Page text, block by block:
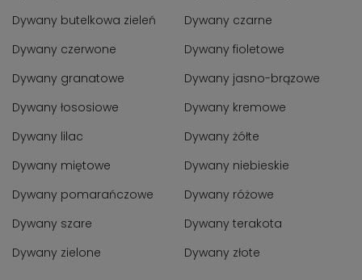
Dywany butelkowa zieleń
Dywany czarne
Dywany czerwone
Dywany fioletowe
Dywany granatowe
Dywany jasno-brązowe
Dywany łososiowe
Dywany kremowe
Dywany lilac
Dywany żółte
Dywany miętowe
Dywany niebieskie
Dywany pomarańczowe
Dywany różowe
Dywany szare
Dywany terakota
Dywany zielone
Dywany złote